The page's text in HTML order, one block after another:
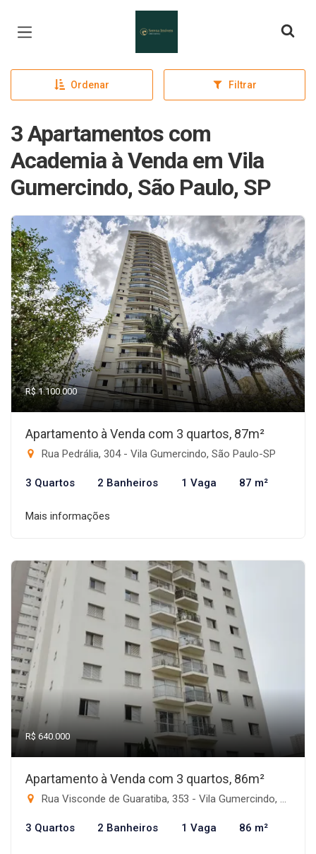
Ordenar Filtrar
3 Apartamentos com
Academia à Venda em Vila
Gumercindo, São Paulo, SP
R$ 1.100.000
Apartamento à Venda com 3 quartos, 87m²
Rua Pedrália, 304 - Vila Gumercindo, São Paulo-SP
3 Quartos 2 Banheiros 1 Vaga 87 m²
Mais informações
R$ 640.000
Apartamento à Venda com 3 quartos, 86m²
Rua Visconde de Guaratiba, 353 - Vila Gumercindo, São Paulo-SP
3 Quartos 2 Banheiros 1 Vaga 86 m²